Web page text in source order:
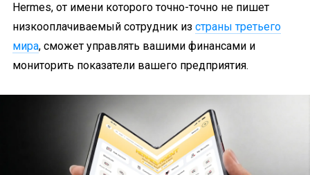
Hermes, от имени которого точно-точно не пишет
низкооплачиваемый сотрудник из страны третьего
мира, сможет управлять вашими финансами и
мониторить показатели вашего предприятия.